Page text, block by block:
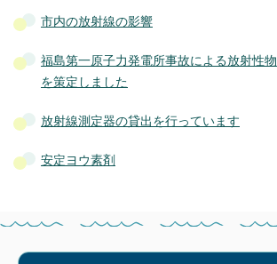
市内の放射線の影響
福島第一原子力発電所事故による放射性
を策定しました
放射線測定器の貸出を行っています
安定ヨウ素剤